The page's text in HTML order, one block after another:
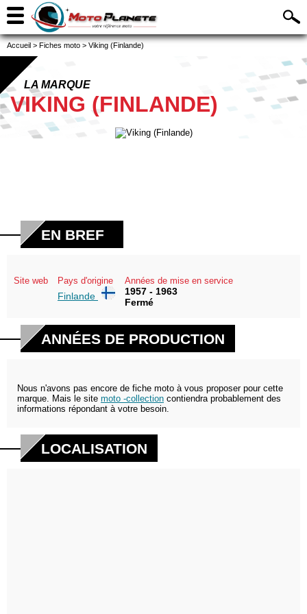
Accueil > Fiches moto > Viking (Finlande)
LA MARQUE
VIKING (FINLANDE)
EN BREF
Site web Pays d'origine
Finlande
Années de mise en service
1957 - 1963
Fermé
ANNÉES DE PRODUCTION
Nous n'avons pas encore de fiche moto à vous proposer pour cette
marque. Mais le site moto -collection contiendra probablement des
informations répondant à votre besoin.
LOCALISATION